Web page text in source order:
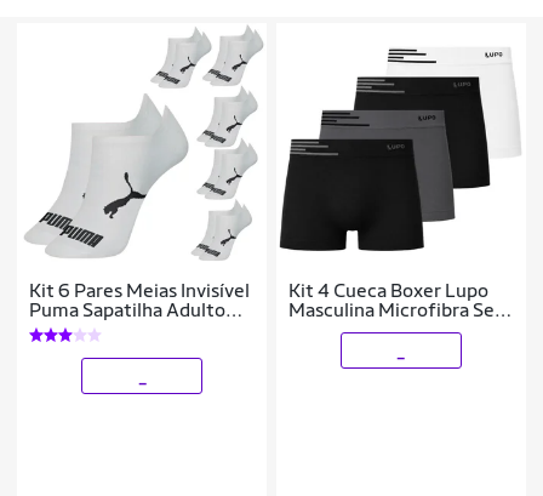
Kit 6 Pares Meias Invisível
Puma Sapatilha Adulto
Original
Kit 4 Cueca Boxer Lupo
Masculina Microfibra Sem
Costura Confortável